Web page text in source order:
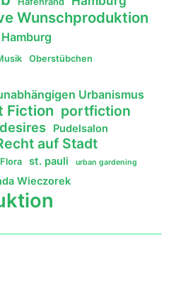
Wunschproduktion
Oberstübchen
Urbanismus
Fiction portfiction
Pudelsalon
auf Stadt
st. pauli urban gardening
Wieczorek